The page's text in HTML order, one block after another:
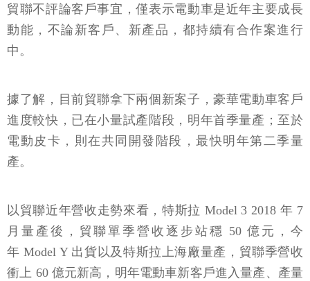
貿聯不評論客戶事宜，僅表示電動車是近年主要成長
動能，不論新客戶、新產品，都持續有合作案進行
中。
據了解，目前貿聯拿下兩個新案子，豪華電動車客戶
進度較快，已在小量試產階段，明年首季量產；至於
電動皮卡，則在共同開發階段，最快明年第二季量
產。
以貿聯近年營收走勢來看，特斯拉 Model 3 2018 年 7
月量產後，貿聯單季營收逐步站穩 50 億元，今
年 Model Y 出貨以及特斯拉上海廠量產，貿聯季營收
衝上 60 億元新高，明年電動車新客戶進入量產、產量